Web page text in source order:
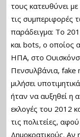
τους κατευθύνει
τις συμπεριφορές
παράδειγμα: Το
και bots, ο οποίος
ΗΠΑ, στo
Πενσυλβάνια, fake
μιλήσει
ήταν να αυξηθεί η
εκλογές του 2012
τις πολιτείες,
Δημοκρατικούς. Αν